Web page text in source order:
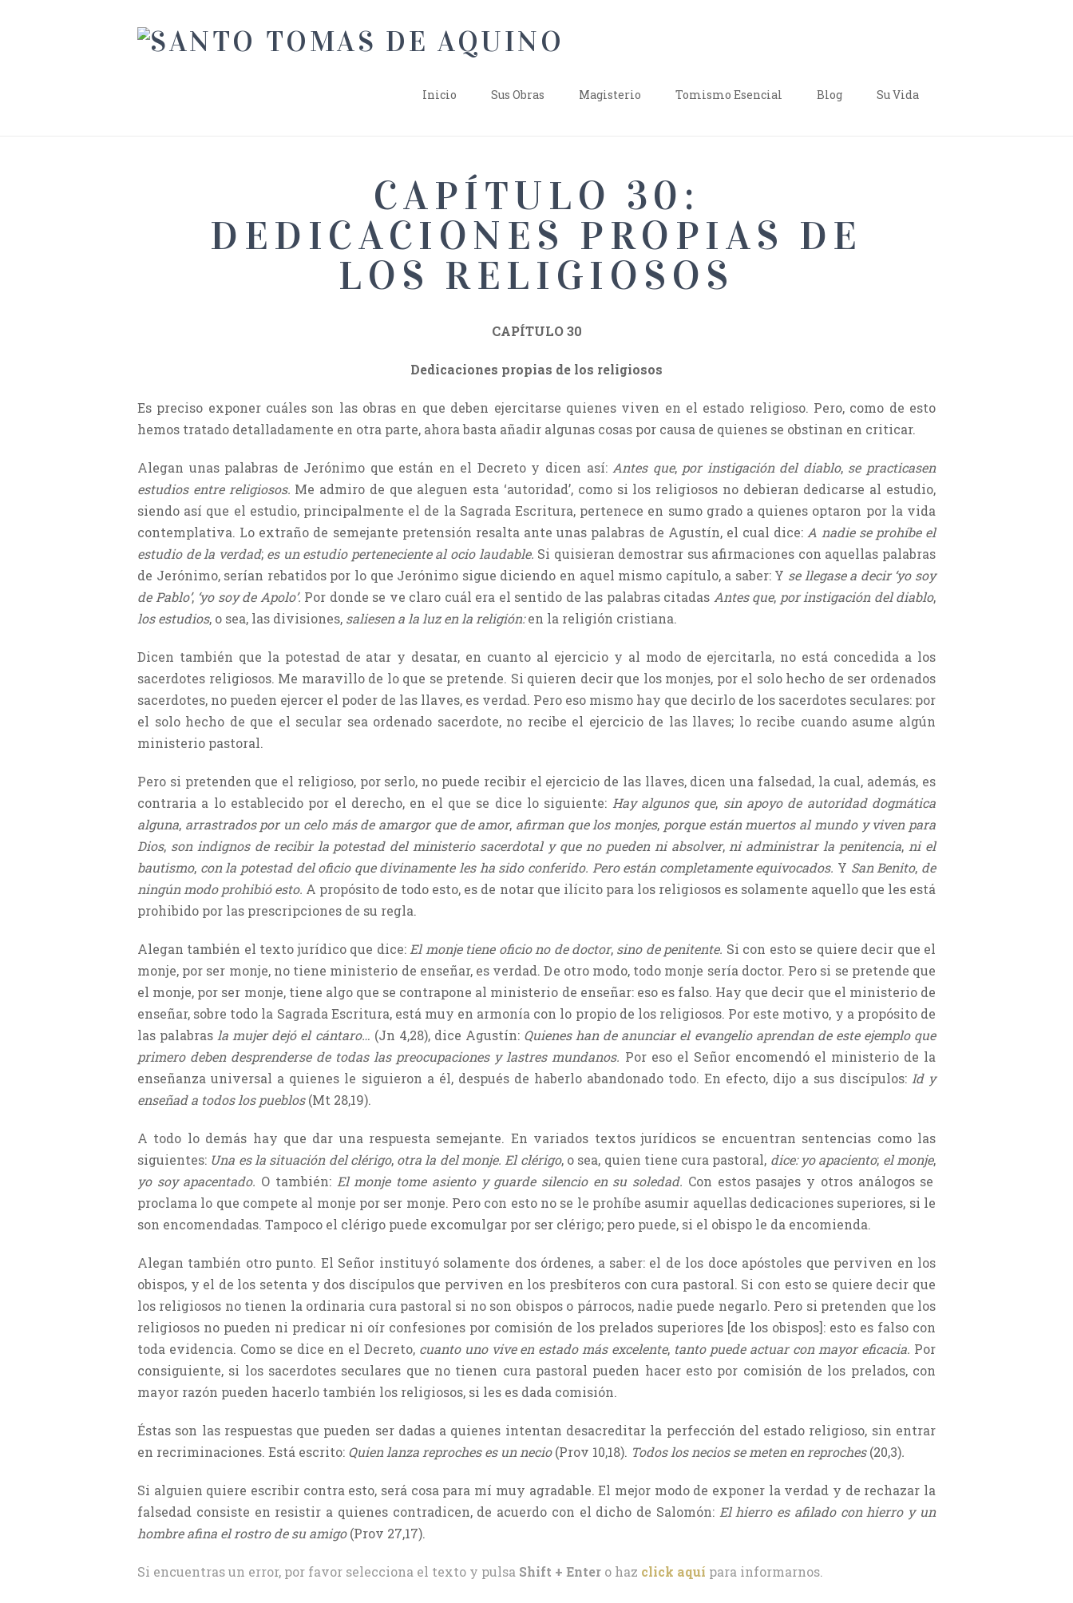
Inicio Sus Obras Magisterio Tomismo Esencial Blog Su Vida
CAPÍTULO 30:
DEDICACIONES PROPIAS DE
LOS RELIGIOSOS
CAPÍTULO 30
Dedicaciones propias de los religiosos
Es preciso exponer cuáles son las obras en que deben ejercitarse quienes viven en el estado religioso. Pero, como de esto
hemos tratado detalladamente en otra parte, ahora basta añadir algunas cosas por causa de quienes se obstinan en criticar.
Alegan unas palabras de Jerónimo que están en el Decreto y dicen así: Antes que,por instigación del diablo,se practicasen
estudios entre religiosos. Me admiro de que aleguen esta ‘autoridad’, como si los religiosos no debieran dedicarse al estudio,
siendo así que el estudio, principalmente el de la Sagrada Escritura, pertenece en sumo grado a quienes optaron por la vida
contemplativa. Lo extraño de semejante pretensión resalta ante unas palabras de Agustín, el cual dice: A nadie se prohíbe el
estudio de la verdad;es un estudio perteneciente al ocio laudable. Si quisieran demostrar sus afirmaciones con aquellas palabras
de Jerónimo, serían rebatidos por lo que Jerónimo sigue diciendo en aquel mismo capítulo, a saber: Y se llegase a decir ‘yo soy
de Pablo’,‘yo soy de Apolo’. Por donde se ve claro cuál era el sentido de las palabras citadas Antes que, por instigación del diablo,
los estudios, o sea, las divisiones, saliesen a la luz en la religión:en la religión cristiana.
Dicen también que la potestad de atar y desatar, en cuanto al ejercicio y al modo de ejercitarla, no está concedida a los
sacerdotes religiosos. Me maravillo de lo que se pretende. Si quieren decir que los monjes, por el solo hecho de ser ordenados
sacerdotes, no pueden ejercer el poder de las llaves, es verdad. Pero eso mismo hay que decirlo de los sacerdotes seculares: por
el solo hecho de que el secular sea ordenado sacerdote, no recibe el ejercicio de las llaves; lo recibe cuando asume algún
ministerio pastoral.
Pero si pretenden que el religioso, por serlo, no puede recibir el ejercicio de las llaves, dicen una falsedad, la cual, además, es
contraria a lo establecido por el derecho, en el que se dice lo siguiente: Hay algunos que, sin apoyo de autoridad dogmática
alguna, arrastrados por un celo más de amargor que de amor, afirman que los monjes, porque están muertos al mundo y viven para
Dios, son indignos de recibir la potestad del ministerio sacerdotal y que no pueden ni absolver,ni administrar la penitencia, ni el
bautismo, con la potestad del oficio que divinamente les ha sido conferido. Pero están completamente equivocados. Y San Benito, de
ningún modo prohibió esto. A propósito de todo esto, es de notar que ilícito para los religiosos es solamente aquello que les está
prohibido por las prescripciones de su regla.
Alegan también el texto jurídico que dice: El monje tiene oficio no de doctor,sino de penitente. Si con esto se quiere decir que el
monje, por ser monje, no tiene ministerio de enseñar, es verdad. De otro modo, todo monje sería doctor. Pero si se pretende que
el monje, por ser monje, tiene algo que se contrapone al ministerio de enseñar: eso es falso. Hay que decir que el ministerio de
enseñar, sobre todo la Sagrada Escritura, está muy en armonía con lo propio de los religiosos. Por este motivo, y a propósito de
las palabras la mujer dejó el cántaro… (Jn 4,28), dice Agustín: Quienes han de anunciar el evangelio aprendan de este ejemplo que
primero deben desprenderse de todas las preocupaciones y lastres mundanos. Por eso el Señor encomendó el ministerio de la
enseñanza universal a quienes le siguieron a él, después de haberlo abandonado todo. En efecto, dijo a sus discípulos: Id y
enseñad a todos los pueblos(Mt 28,19).
A todo lo demás hay que dar una respuesta semejante. En variados textos jurídicos se encuentran sentencias como las
siguientes: Una es la situación del clérigo,otra la del monje. El clérigo, o sea, quien tiene cura pastoral, dice: yo apaciento; el monje,
yo soy apacentado. O también: El monje tome asiento y guarde silencio en su soledad. Con estos pasajes y otros análogos se
proclama lo que compete al monje por ser monje. Pero con esto no se le prohíbe asumir aquellas dedicaciones superiores, si le
son encomendadas. Tampoco el clérigo puede excomulgar por ser clérigo; pero puede, si el obispo le da encomienda.
Alegan también otro punto. El Señor instituyó solamente dos órdenes, a saber: el de los doce apóstoles que perviven en los
obispos, y el de los setenta y dos discípulos que perviven en los presbíteros con cura pastoral. Si con esto se quiere decir que
los religiosos no tienen la ordinaria cura pastoral si no son obispos o párrocos, nadie puede negarlo. Pero si pretenden que los
religiosos no pueden ni predicar ni oír confesiones por comisión de los prelados superiores [de los obispos]: esto es falso con
toda evidencia. Como se dice en el Decreto, cuanto uno vive en estado más excelente, tanto puede actuar con mayor eficacia. Por
consiguiente, si los sacerdotes seculares que no tienen cura pastoral pueden hacer esto por comisión de los prelados, con
mayor razón pueden hacerlo también los religiosos, si les es dada comisión.
Éstas son las respuestas que pueden ser dadas a quienes intentan desacreditar la perfección del estado religioso, sin entrar
en recriminaciones. Está escrito: Quien lanza reproches es un necio(Prov 10,18). Todos los necios se meten en reproches(20,3).
Si alguien quiere escribir contra esto, será cosa para mí muy agradable. El mejor modo de exponer la verdad y de rechazar la
falsedad consiste en resistir a quienes contradicen, de acuerdo con el dicho de Salomón: El hierro es afilado con hierro y un
hombre afina el rostro de su amigo(Prov 27,17).
Si encuentras un error, por favor selecciona el texto y pulsa Shift + Enter o haz click aquí para informarnos.